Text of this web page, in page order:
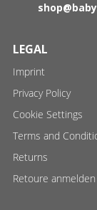
LEGAL
Imprint
Privacy Policy
Cookie Settings
Terms and
Returns
Retoure anmelden